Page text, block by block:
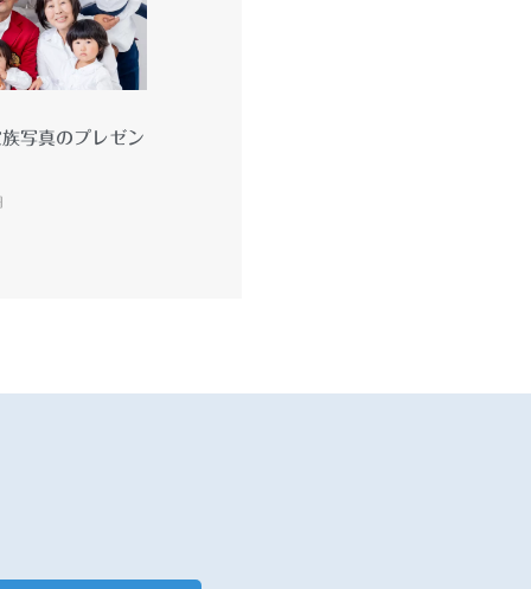
写真のプレゼン